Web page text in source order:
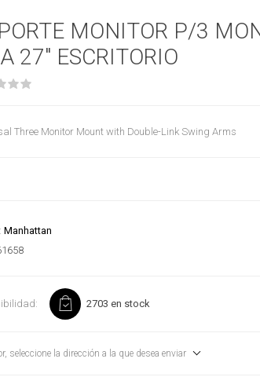
MONITOR P/3
27" ESCRITORIO
Three Monitor Mount with Double-Link Swing Arms
Manhattan
2703 en stock
seleccione la dirección a la que desea enviar